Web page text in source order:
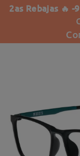
2as Rebajas 🔥